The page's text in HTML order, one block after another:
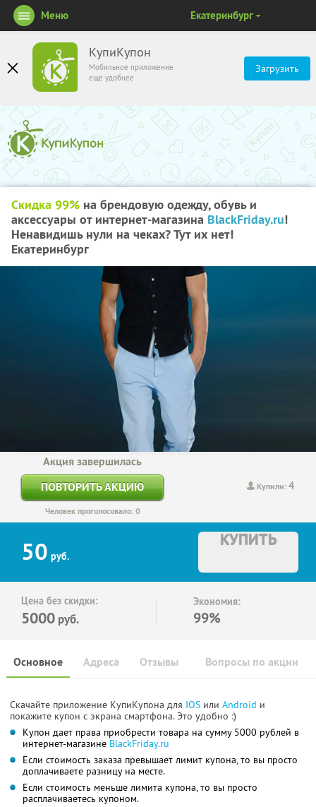
КупиКупон
Мобильное приложение
ещё удобнее
Загрузить
Меню Екатеринбург
Скидка 99% на брендовую одежду, обувь и
аксессуары от интернет-магазина BlackFriday.ru!
Ненавидишь нули на чеках? Тут их нет!
Екатеринбург
Купили:4
Акция завершилась
ПОВТОРИТЬ АКЦИЮ
Человек проголосовало: 0
50 руб.
КУПИТЬ
Цена без скидки:
5000 руб.
Экономия:
99%
Основное Отзывы Вопросы по акции
Адреса
Скачайте приложение КупиКупона для IOS или Android и
покажите купон с экрана смартфона. Это удобно :)
Купон дает права приобрести товара на сумму 5000 рублей в
интернет-магазине BlackFriday.ru
Если стоимость заказа превышает лимит купона, то вы просто
доплачиваете разницу на месте.
Если стоимость меньше лимита купона, то вы просто
расплачиваетесь купоном.